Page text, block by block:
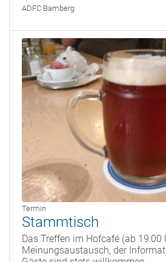
ADFC Bamberg
Termin
Stammtisch
Das Treffen im Hofcafé (ab 19:00
Meinungsaustausch, der